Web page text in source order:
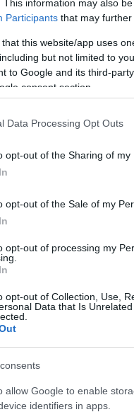
This information may also
Participants that may further
that this website/app uses
but not limited to
to Google and its third-
consent section.
Data Processing Opt Outs
opt-out of the Sharing of my
opt-out of the Sale of my
opt-out of processing my
opt-out of Collection, Use,
Data that Is
allow Google to enable
identifiers in apps.
remis porażka